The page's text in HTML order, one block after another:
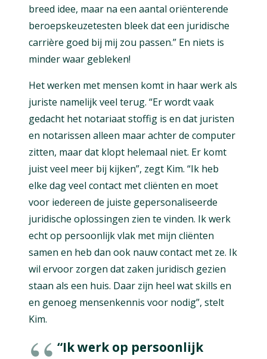
breed idee, maar na een aantal oriënterende
beroepskeuzetesten bleek dat een juridische
carrière goed bij mij zou passen.” En niets is
minder waar gebleken!
Het werken met mensen komt in haar werk als
juriste namelijk veel terug. “Er wordt vaak
gedacht het notariaat stoffig is en dat juristen
en notarissen alleen maar achter de computer
zitten, maar dat klopt helemaal niet. Er komt
juist veel meer bij kijken”, zegt Kim. “Ik heb
elke dag veel contact met cliënten en moet
voor iedereen de juiste gepersonaliseerde
juridische oplossingen zien te vinden. Ik werk
echt op persoonlijk vlak met mijn cliënten
samen en heb dan ook nauw contact met ze. Ik
wil ervoor zorgen dat zaken juridisch gezien
staan als een huis. Daar zijn heel wat skills en
en genoeg mensenkennis voor nodig”, stelt
Kim.
“Ik werk op persoonlijk